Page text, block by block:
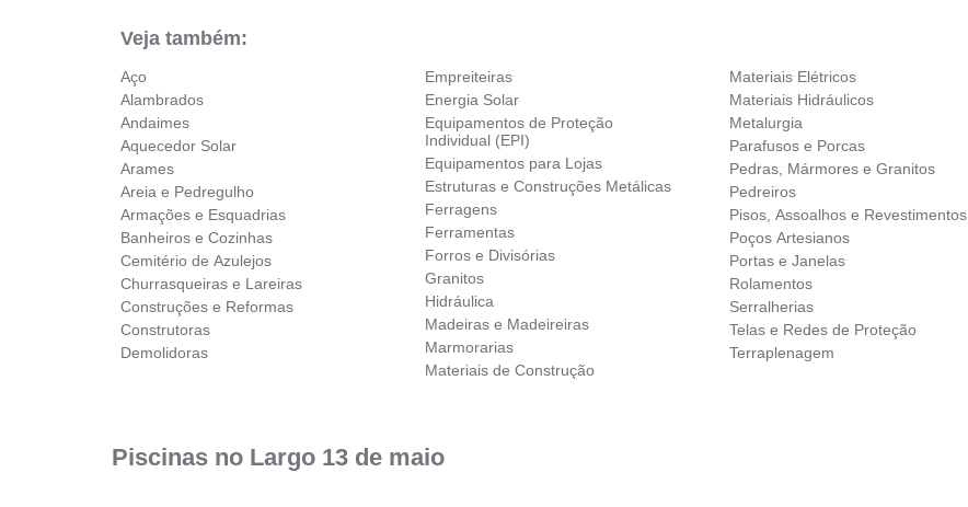
Veja também:
Aço
Alambrados
Andaimes
Aquecedor Solar
Arames
Areia e Pedregulho
Armações e Esquadrias
Banheiros e Cozinhas
Cemitério de Azulejos
Churrasqueiras e Lareiras
Construções e Reformas
Construtoras
Demolidoras
Empreiteiras
Energia Solar
Equipamentos de Proteção
Individual (EPI)
Equipamentos para Lojas
Estruturas e Construções Metálicas
Ferragens
Ferramentas
Forros e Divisórias
Granitos
Hidráulica
Madeiras e Madeireiras
Marmorarias
Materiais de Construção
Materiais Elétricos
Materiais Hidráulicos
Metalurgia
Parafusos e Porcas
Pedras, Mármores e Granitos
Pedreiros
Pisos, Assoalhos e Revestimentos
Poços Artesianos
Portas e Janelas
Rolamentos
Serralherias
Telas e Redes de Proteção
Terraplenagem
Piscinas no Largo 13 de maio